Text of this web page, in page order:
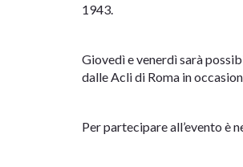
1943.
Giovedì e venerdì sarà
dalle Acli di Roma in
Per partecipare all’evento è